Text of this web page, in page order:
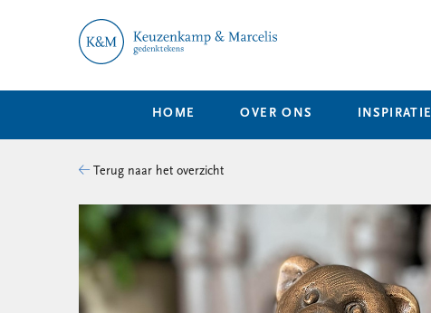
HOME OVER ONS INSPIRATIE
Terug naar het overzicht